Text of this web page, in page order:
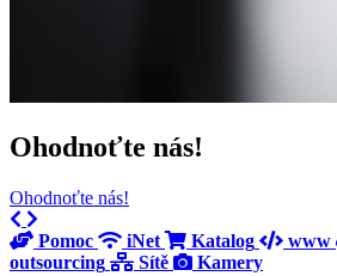
Ohodnoťte nás!
Ohodnoťte nás!
Previous
Pomoc
iNet Katalog www
outsourcing
Sítě Kamery